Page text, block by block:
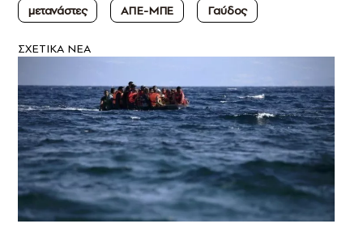
μετανάστες
ΑΠΕ-ΜΠΕ Γαύδος
ΣXETIKA NEA